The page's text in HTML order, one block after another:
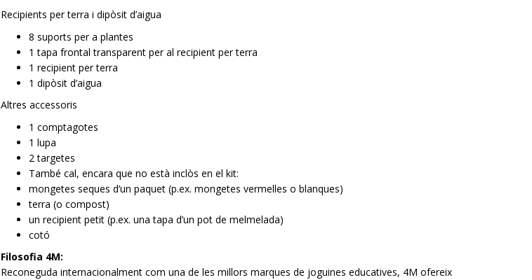
Recipients per terra i dipòsit d’aigua
8 suports per a plantes
1 tapa frontal transparent per al recipient per terra
1 recipient per terra
1 dipòsit d’aigua
Altres accessoris
1 comptagotes
1 lupa
2 targetes
També cal, encara que no està inclòs en el kit:
mongetes seques d’un paquet (p.ex. mongetes vermelles o blanques)
terra (o compost)
un recipient petit (p.ex. una tapa d’un pot de melmelada)
cotó
Filosofia 4M:
Reconeguda internacionalment com una de les millors marques de joguines educatives, 4M ofereix